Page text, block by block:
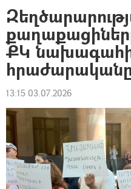
ՔԿ
13:15 03.07.2026